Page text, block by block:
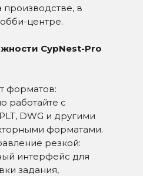
производстве, в
центре.
CypNest-Pro
форматов:
работайте с
DWG и другими
форматами.
резкой:
интерфейс для
задания,